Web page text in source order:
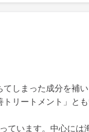
しまった成分を補
リートメント」とも
ています。中心には